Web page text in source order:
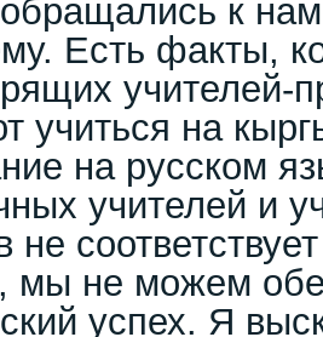
к
Есть факты,
учителей-
учиться на
на русском
учителей и
не
мы не можем
успех. Я